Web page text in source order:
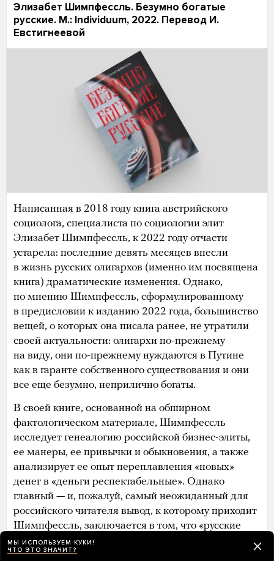
Элизабет Шимпфессль. Безумно богатые
русские. М.: Individuum, 2022. Перевод И.
Евстигнеевой
Написанная в 2018 году книга австрийского
социолога, специалиста по социологии элит
Элизабет Шимпфессль, к 2022 году отчасти
устарела: последние девять месяцев внесли
в жизнь русских олигархов (именно им посвящена
книга) драматические изменения. Однако,
по мнению Шимпфессль, сформулированному
в предисловии к изданию 2022 года, большинство
вещей, о которых она писала ранее, не утратили
своей актуальности: олигархи по-прежнему
на виду, они по-прежнему нуждаются в Путине
как в гаранте собственного существования и они
все еще безумно, неприлично богаты.
В своей книге, основанной на обширном
фактологическом материале, Шимпфессль
исследует генеалогию российской бизнес-элиты,
ее манеры, ее привычки и обыкновения, а также
анализирует ее опыт переплавления «новых»
денег в «деньги респектабельные». Однако
главный — и, пожалуй, самый неожиданный для
российского читателя вывод, к которому приходит
Шимпфессль, заключается в том, что «русские
олигархи» не обладают никакой культурной,
социологической или психологической
МЫ ИСПОЛЬЗУЕМ КУКИ!
ЧТО ЭТО ЗНАЧИТ?